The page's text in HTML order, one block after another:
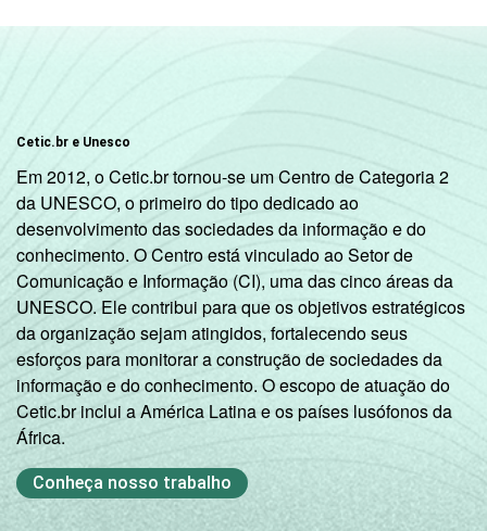
Cetic.br e Unesco
Em 2012, o Cetic.br tornou-se um Centro de Categoria 2
da UNESCO, o primeiro do tipo dedicado ao
desenvolvimento das sociedades da informação e do
conhecimento. O Centro está vinculado ao Setor de
Comunicação e Informação (CI), uma das cinco áreas da
UNESCO. Ele contribui para que os objetivos estratégicos
da organização sejam atingidos, fortalecendo seus
esforços para monitorar a construção de sociedades da
informação e do conhecimento. O escopo de atuação do
Cetic.br inclui a América Latina e os países lusófonos da
África.
Conheça nosso trabalho